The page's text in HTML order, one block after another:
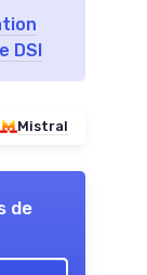
DSI
Mistral
de